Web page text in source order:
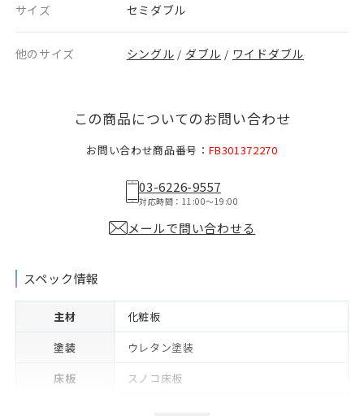
サイズ セミダブル
他のサイズ シングル / ダブル / ワイドダブル
この商品についてのお問い合わせ
お問い合わせ商品番号： FB301372270
03-6226-9557
対応時間：11:00〜19:00
メールで問い合わせる
スペック情報
主材
化粧板
塗装
ウレタン塗装
床板
スノコ床板